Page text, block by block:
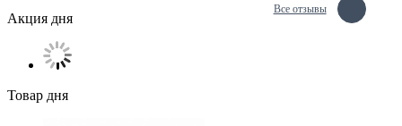
Все отзывы
Акция дня
Товар дня